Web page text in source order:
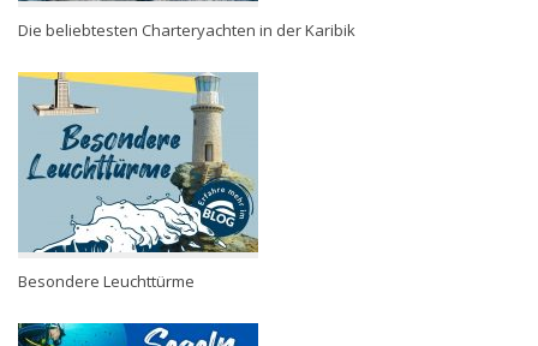
Die beliebtesten Charteryachten in der Karibik
Besondere Leuchttürme